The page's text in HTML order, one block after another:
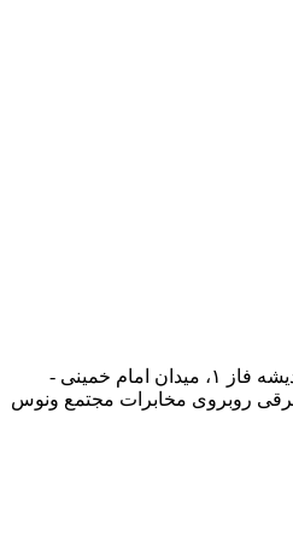
اندیشه اندیشه فاز ۱ اندیشه، اندیشه فاز ۱، میدان امام خمینی -
روبروی مخابرات مجتمع ونوس